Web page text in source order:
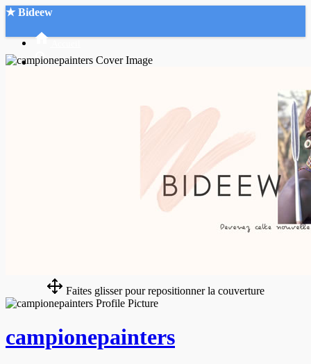
★ Bideew
Faites glisser pour repositionner la couverture
campionepainters